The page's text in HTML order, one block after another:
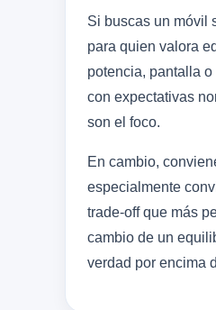
Si buscas un móvil
para quien valora
potencia, pantalla
con expectativas
son el foco.
En cambio,
especialmente
trade-off que más
cambio de un
verdad por encima